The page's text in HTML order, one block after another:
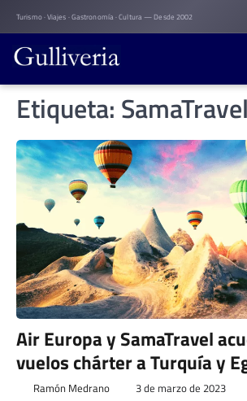
Skip
to
content
Turismo · Viajes · Gastronomía · Cultura — Desde 2002
Etiqueta: SamaTravel
Air Europa y SamaTravel
vuelos chárter a Turquía y
Ramón Medrano 3 de marzo de 2023